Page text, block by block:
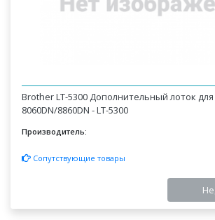
Brother LT-5300 Дополнительный лоток для
8060DN/8860DN - LT-5300
Производитель:
Сопутствующие товары